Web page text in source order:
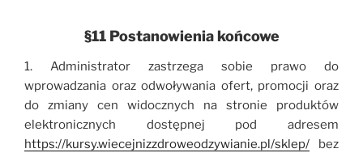
§11 Postanowienia końcowe
1. Administrator zastrzega sobie prawo do
wprowadzania oraz odwoływania ofert, promocji oraz
do zmiany cen widocznych na stronie produktów
elektronicznych dostępnej pod adresem
https://kursy.wiecejnizzdroweodzywianie.pl/sklep/ bez